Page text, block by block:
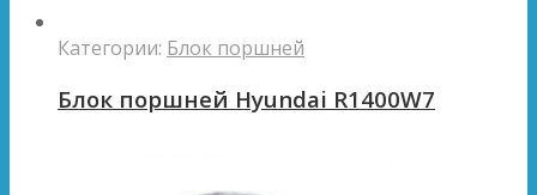
Категории: Блок поршней
Блок поршней Hyundai R1400W7